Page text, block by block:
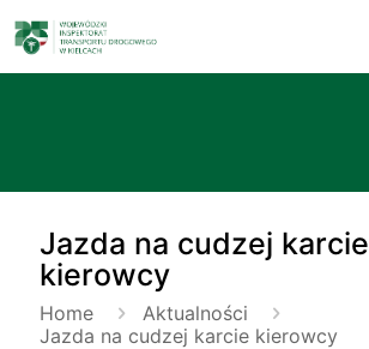
Jazda na cudzej karcie
kierowcy
Home
Aktualności
Jazda na cudzej karcie kierowcy